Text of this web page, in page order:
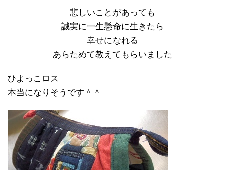
悲しいことがあっても
誠実に一生懸命に生きたら
幸せになれる
あらためて教えてもらいました
ひよっこロス
本当になりそうです＾＾